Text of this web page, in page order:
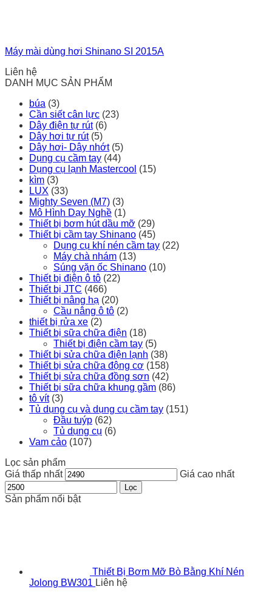
Máy mài dùng hơi Shinano SI 2015A
Liên hệ
DANH MỤC SẢN PHẨM
búa (3)
Cần siết cân lực (23)
Dây điện tự rút (6)
Dây hơi tự rút (5)
Dây hơi- Dây nhớt (5)
Dụng cụ cầm tay (44)
Dụng cụ lạnh Mastercool (15)
kìm (3)
LUX (33)
Mighty Seven (M7) (3)
Mô Hình Dạy Nghề (1)
Thiết bị bơm hút dầu mỡ (29)
Thiết bị cầm tay Shinano (45)
Dụng cụ khí nén cầm tay (22)
Máy chà nhám (13)
Súng vặn ốc Shinano (10)
Thiết bị điện ô tô (22)
Thiết bị JTC (466)
Thiết bị nâng hạ (20)
Cầu nâng ô tô (2)
thiết bị rửa xe (2)
Thiết bị sữa chữa điện (18)
Thiết bị điện cầm tay (5)
Thiết bị sửa chữa điện lạnh (38)
Thiết bị sửa chữa động cơ (158)
Thiết bị sửa chữa đồng sơn (42)
Thiết bị sữa chữa khung gầm (86)
tô vít (3)
Tủ dụng cụ và dụng cụ cầm tay (151)
Đầu tuýp (62)
Tủ dụng cụ (6)
Vam cảo (107)
Lọc sản phẩm
Giá thấp nhất
Giá cao nhất
Lọc
Sản phẩm nổi bật
Thiết Bị Bơm Mỡ Bò Bằng Khí Nén
Jolong BW301 Liên hệ